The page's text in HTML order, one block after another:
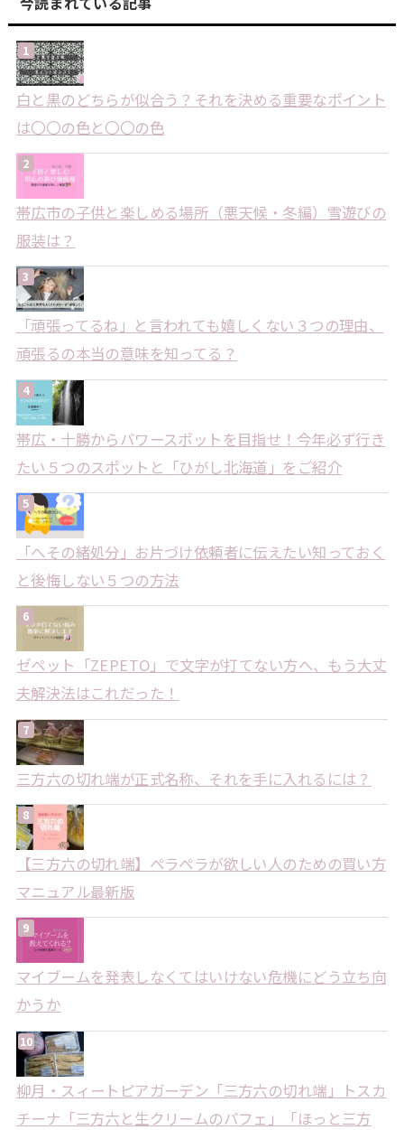
白と黒のどちらが似合う？それを決める重要なポイント
は〇〇の色と〇〇の色
帯広市の子供と楽しめる場所（悪天候・冬編）雪遊びの
服装は？
「頑張ってるね」と言われても嬉しくない３つの理由、
頑張るの本当の意味を知ってる？
帯広・十勝からパワースポットを目指せ！今年必ず行き
たい５つのスポットと「ひがし北海道」をご紹介
「へその緒処分」お片づけ依頼者に伝えたい知っておく
と後悔しない５つの方法
ゼペット「ZEPETO」で文字が打てない方へ、もう大丈
夫解決法はこれだった！
三方六の切れ端が正式名称、それを手に入れるには？
【三方六の切れ端】ペラペラが欲しい人のための買い方
マニュアル最新版
マイブームを発表しなくてはいけない危機にどう立ち向
かうか
柳月・スィートピアガーデン「三方六の切れ端」トスカ
チーナ「三方六と生クリームのパフェ」「ほっと三方